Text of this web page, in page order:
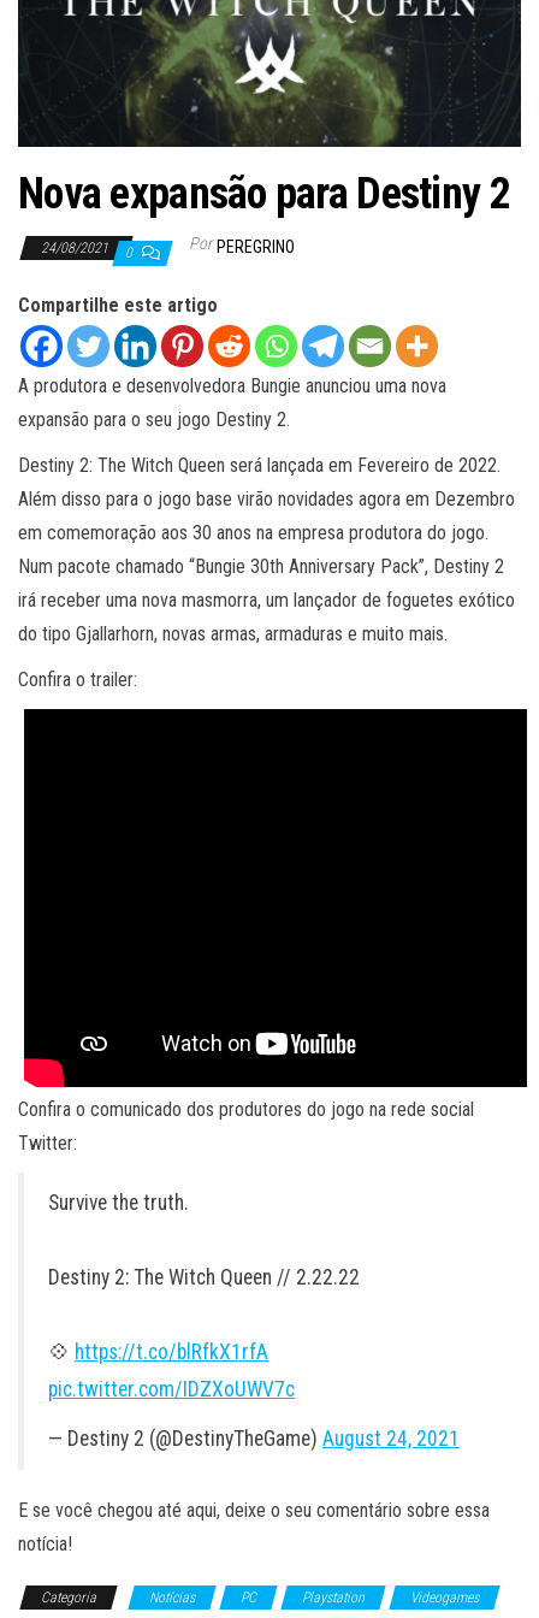
o
Nova expansão para Destiny 2
24/08/2021 0 Por PEREGRINO
Compartilhe este artigo
A produtora e desenvolvedora Bungie anunciou uma nova
expansão para o seu jogo Destiny 2.
Destiny 2: The Witch Queen será lançada em Fevereiro de 2022.
Além disso para o jogo base virão novidades agora em Dezembro
em comemoração aos 30 anos na empresa produtora do jogo.
Num pacote chamado “Bungie 30th Anniversary Pack”, Destiny 2
irá receber uma nova masmorra, um lançador de foguetes exótico
do tipo Gjallarhorn, novas armas, armaduras e muito mais.
Confira o trailer:
Confira o comunicado dos produtores do jogo na rede social
Twitter:
Survive the truth.
Destiny 2: The Witch Queen // 2.22.22
💠 https://t.co/blRfkX1rfA
pic.twitter.com/IDZXoUWV7c
— Destiny 2 (@DestinyTheGame) August 24, 2021
E se você chegou até aqui, deixe o seu comentário sobre essa
notícia!
Categoria Notícias PC Playstation Videogames